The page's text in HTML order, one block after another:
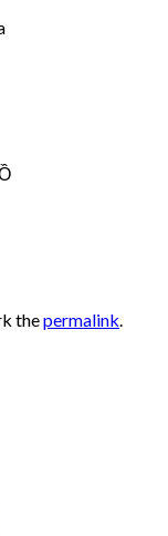
thepermalink